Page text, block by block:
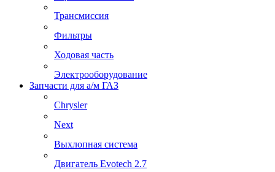
Трансмиссия
Фильтры
Ходовая часть
Электрооборудование
Запчасти для а/м ГАЗ
Chrysler
Next
Выхлопная система
Двигатель Evotech 2.7